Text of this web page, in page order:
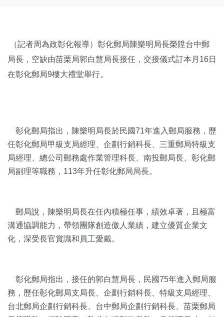
（記者周為政彰化報導）彰化郵局陳樂明局長榮陞台中郵
局長，空缺由苗栗局郭白慧局長接任，交接儀式訂本月16日
在彰化郵局9樓大禮堂舉行。
彰化郵局指出，陳樂明局長於民國71年進入郵局服務，歷
任彰化郵局甲級支局經理、企劃行銷科長、三重郵局特級支
局經理、總公司郵務處作業管理科長、南投郵局長、彰化郵
局副理等職務，113年升任彰化郵局局長。
郵局說，陳樂明局長在任內積極任事，績效卓著，且極富
溝通協調能力，帶領團隊創造傲人業績，建立優質企業文
化，深受長官賞識和員工愛戴。
彰化郵局指出，接任的郭白慧局長，民國75年進入郵局服
務，歷任彰化郵局支局長、企劃行銷科長、特級支局經理、
台北郵局企劃行銷科長、台中郵局企劃行銷科長、苗栗郵局